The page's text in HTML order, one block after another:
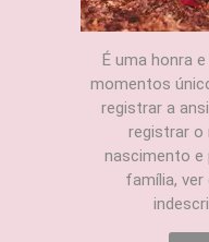
É uma honra
momentos
registrar a
registrar o
nascimento e
família, ver